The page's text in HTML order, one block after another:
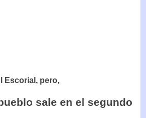
Escorial, pero,
sale en el segundo